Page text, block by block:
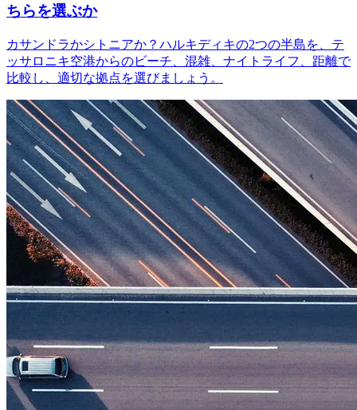
ちらを選ぶか
カサンドラかシトニアか？ハルキディキの2つの半島を、テ
ッサロニキ空港からのビーチ、混雑、ナイトライフ、距離で
比較し、適切な拠点を選びましょう。